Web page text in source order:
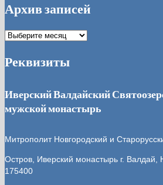
Архив записей
Архив
Реквизиты
Иверский Валдайский
мужской монастырь
Митрополит Новгородский и
Остров, Иверский монастырь г. Валдай,
175400